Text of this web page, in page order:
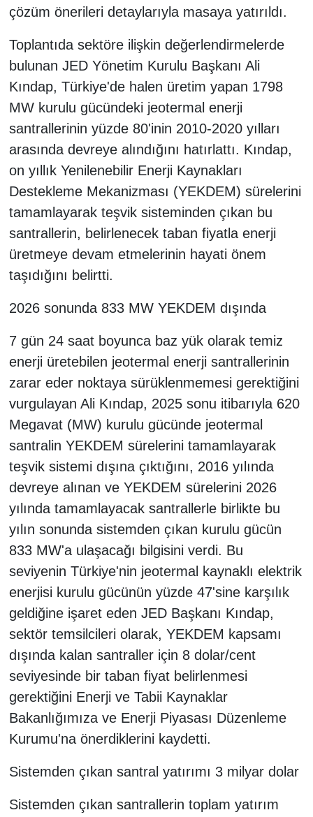
çözüm önerileri detaylarıyla masaya yatırıldı.
Toplantıda sektöre ilişkin değerlendirmelerde
bulunan JED Yönetim Kurulu Başkanı Ali
Kındap, Türkiye'de halen üretim yapan 1798
MW kurulu gücündeki jeotermal enerji
santrallerinin yüzde 80'inin 2010-2020 yılları
arasında devreye alındığını hatırlattı. Kındap,
on yıllık Yenilenebilir Enerji Kaynakları
Destekleme Mekanizması (YEKDEM) sürelerini
tamamlayarak teşvik sisteminden çıkan bu
santrallerin, belirlenecek taban fiyatla enerji
üretmeye devam etmelerinin hayati önem
taşıdığını belirtti.
2026 sonunda 833 MW YEKDEM dışında
7 gün 24 saat boyunca baz yük olarak temiz
enerji üretebilen jeotermal enerji santrallerinin
zarar eder noktaya sürüklenmemesi gerektiğini
vurgulayan Ali Kındap, 2025 sonu itibarıyla 620
Megavat (MW) kurulu gücünde jeotermal
santralin YEKDEM sürelerini tamamlayarak
teşvik sistemi dışına çıktığını, 2016 yılında
devreye alınan ve YEKDEM sürelerini 2026
yılında tamamlayacak santrallerle birlikte bu
yılın sonunda sistemden çıkan kurulu gücün
833 MW'a ulaşacağı bilgisini verdi. Bu
seviyenin Türkiye'nin jeotermal kaynaklı elektrik
enerjisi kurulu gücünün yüzde 47'sine karşılık
geldiğine işaret eden JED Başkanı Kındap,
sektör temsilcileri olarak, YEKDEM kapsamı
dışında kalan santraller için 8 dolar/cent
seviyesinde bir taban fiyat belirlenmesi
gerektiğini Enerji ve Tabii Kaynaklar
Bakanlığımıza ve Enerji Piyasası Düzenleme
Kurumu'na önerdiklerini kaydetti.
Sistemden çıkan santral yatırımı 3 milyar dolar
Sistemden çıkan santrallerin toplam yatırım